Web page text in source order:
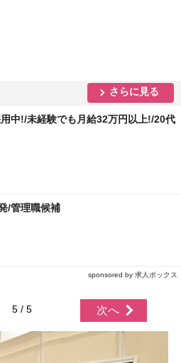
さらに見る
中!/未経験でも月給32万円以上!/20代
/管理職候補
sponsored by 求人ボックス
5 / 5 次へ